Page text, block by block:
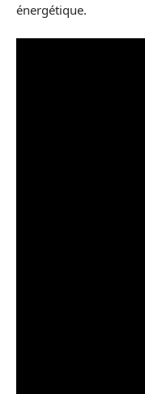
énergétique.